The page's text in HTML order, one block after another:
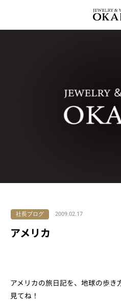
を
社長ブログ 2009.02.17
アメリカ
アメリカの旅日記を、地球の歩き
見てね！